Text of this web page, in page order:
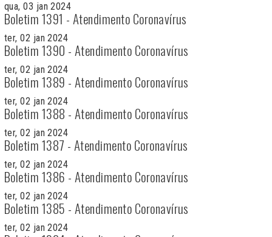
qua, 03 jan 2024
Boletim 1391 - Atendimento Coronavírus
ter, 02 jan 2024
Boletim 1390 - Atendimento Coronavírus
ter, 02 jan 2024
Boletim 1389 - Atendimento Coronavírus
ter, 02 jan 2024
Boletim 1388 - Atendimento Coronavírus
ter, 02 jan 2024
Boletim 1387 - Atendimento Coronavírus
ter, 02 jan 2024
Boletim 1386 - Atendimento Coronavírus
ter, 02 jan 2024
Boletim 1385 - Atendimento Coronavírus
ter, 02 jan 2024